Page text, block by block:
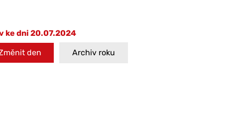
ke dni 20.07.2024
den Archiv roku